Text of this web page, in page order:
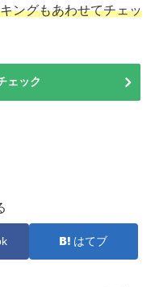
ングもあわせてチェッ
ェック
はてブ